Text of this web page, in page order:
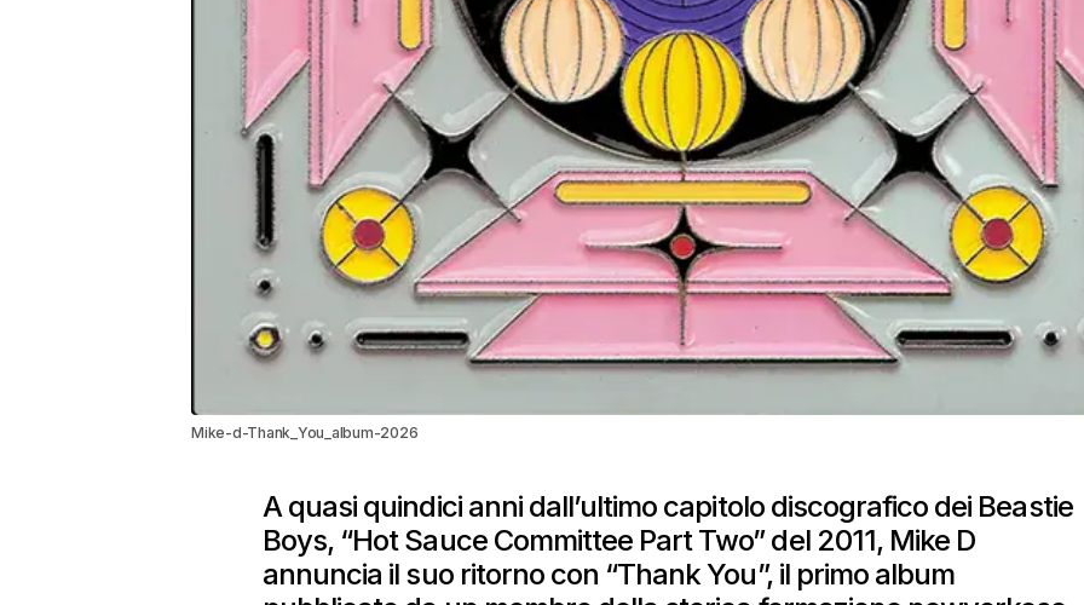
Mike-d-Thank_You_album-2026
A quasi quindici anni dall’ultimo capitolo discografico dei Beastie
Boys, “Hot Sauce Committee Part Two” del 2011, Mike D
annuncia il suo ritorno con “Thank You”, il primo album